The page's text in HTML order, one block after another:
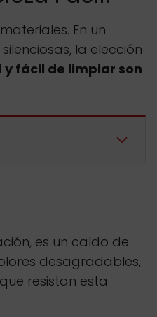
En un
la elección
fácil de limpiar son
es un caldo de
desagradables,
resistan esta